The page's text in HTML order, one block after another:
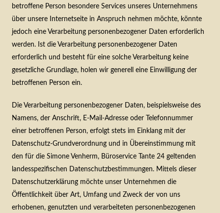
betroffene Person besondere Services unseres Unternehmens
über unsere Internetseite in Anspruch nehmen möchte, könnte
jedoch eine Verarbeitung personenbezogener Daten erforderlich
werden. Ist die Verarbeitung personenbezogener Daten
erforderlich und besteht für eine solche Verarbeitung keine
gesetzliche Grundlage, holen wir generell eine Einwilligung der
betroffenen Person ein.
Die Verarbeitung personenbezogener Daten, beispielsweise des
Namens, der Anschrift, E-Mail-Adresse oder Telefonnummer
einer betroffenen Person, erfolgt stets im Einklang mit der
Datenschutz-Grundverordnung und in Übereinstimmung mit
den für die Simone Venherm, Büroservice Tante 24 geltenden
landesspezifischen Datenschutzbestimmungen. Mittels dieser
Datenschutzerklärung möchte unser Unternehmen die
Öffentlichkeit über Art, Umfang und Zweck der von uns
erhobenen, genutzten und verarbeiteten personenbezogenen